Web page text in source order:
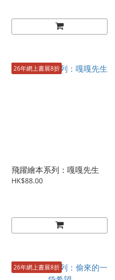
26年網上書展8折
飛躍繪本系列：嘎嘎先生
HK$88.00
26年網上書展8折